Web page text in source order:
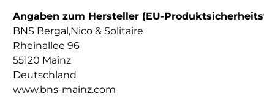
Angaben zum Hersteller (EU-
BNS Bergal,Nico & Solitaire
Rheinallee 96
55120 Mainz
Deutschland
www.bns-mainz.com